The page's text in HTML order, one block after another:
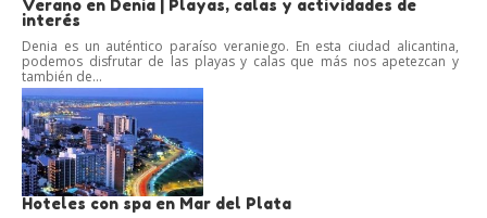
Verano en Denia | Playas, calas y actividades de
interés
Denia es un auténtico paraíso veraniego. En esta ciudad alicantina,
podemos disfrutar de las playas y calas que más nos apetezcan y
también de...
Hoteles con spa en Mar del Plata